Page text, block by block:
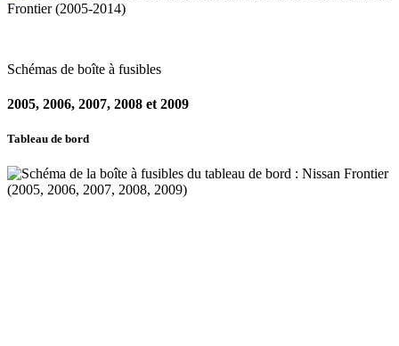
Schémas de boîte à fusibles
2005, 2006, 2007, 2008 et 2009
Tableau de bord